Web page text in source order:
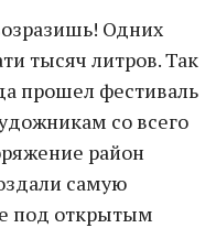
Одних
тысяч литров. Так
прошел фестиваль
со всего
район
самую
под открытым